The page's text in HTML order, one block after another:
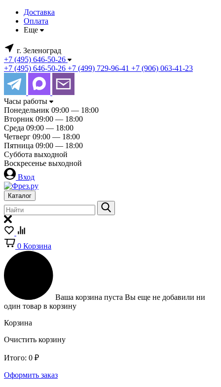
Доставка
Оплата
Еще
г. Зеленоград
+7 (495) 646-50-26
+7 (495) 646-50-26 +7 (499) 729-96-41 +7 (906) 063-41-23
Часы работы
Понедельник 09:00 — 18:00
Вторник 09:00 — 18:00
Среда 09:00 — 18:00
Четверг 09:00 — 18:00
Пятница 09:00 — 18:00
Суббота выходной
Воскресенье выходной
Вход
Каталог
0 Корзина
Ваша корзина пуста Вы еще не добавили ни
один товар в корзину
Корзина
Очистить корзину
Итого: 0 ₽
Оформить заказ